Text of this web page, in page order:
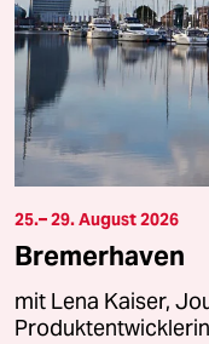
25.– 29. August 2026
Bremerhaven
mit Lena Kaiser,